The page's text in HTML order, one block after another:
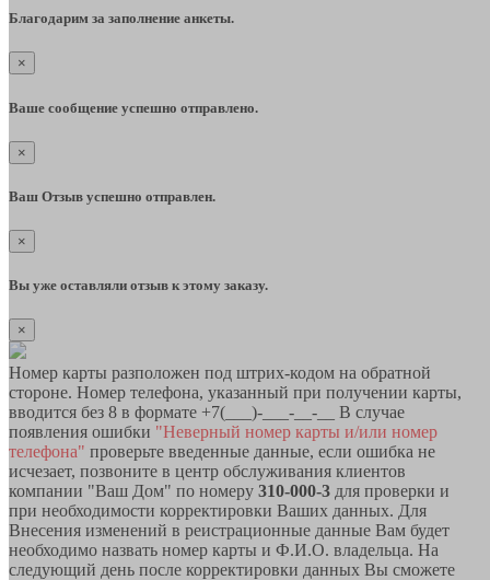
Благодарим за заполнение анкеты.
×
Ваше сообщение успешно отправлено.
×
Ваш Отзыв успешно отправлен.
×
Вы уже оставляли отзыв к этому заказу.
×
Номер карты разположен под штрих-кодом на обратной
стороне. Номер телефона, указанный при получении карты,
вводится без 8 в формате +7(___)-___-__-__ В случае
появления ошибки "Неверный номер карты и/или номер
телефона" проверьте введенные данные, если ошибка не
исчезает, позвоните в центр обслуживания клиентов
компании "Ваш Дом" по номеру 310-000-3 для проверки и
при необходимости корректировки Ваших данных. Для
Внесения изменений в реистрационные данные Вам будет
необходимо назвать номер карты и Ф.И.О. владельца. На
следующий день после корректировки данных Вы сможете